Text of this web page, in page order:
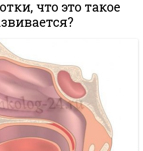
что это такое